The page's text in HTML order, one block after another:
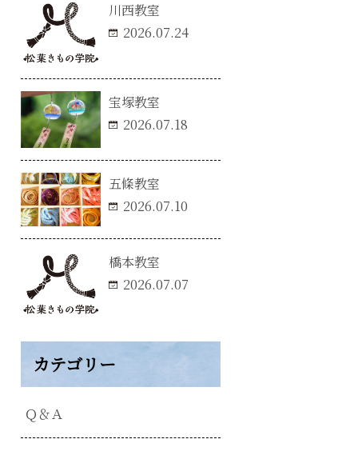
川西教室
2026.07.24
宝塚教室
2026.07.18
五條教室
2026.07.10
橋本教室
2026.07.07
カテゴリー
Ｑ＆Ａ